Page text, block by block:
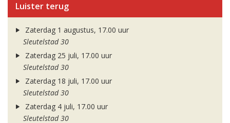
Luister terug
Zaterdag 1 augustus, 17.00 uur
Sleutelstad 30
Zaterdag 25 juli, 17.00 uur
Sleutelstad 30
Zaterdag 18 juli, 17.00 uur
Sleutelstad 30
Zaterdag 4 juli, 17.00 uur
Sleutelstad 30